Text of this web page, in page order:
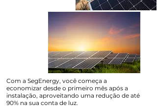
Com a SegEnergy, você começa a
economizar desde o primeiro mês após a
instalação, aproveitando uma redução de até
90% na sua conta de luz.